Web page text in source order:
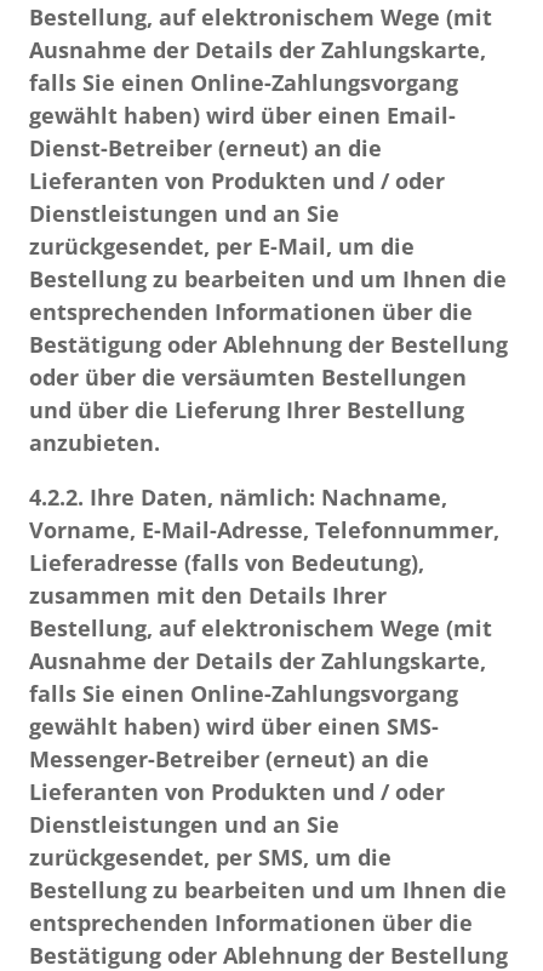
Bestellung, auf elektronischem Wege (mit
Ausnahme der Details der Zahlungskarte,
falls Sie einen Online-Zahlungsvorgang
gewählt haben) wird über einen Email-
Dienst-Betreiber (erneut) an die
Lieferanten von Produkten und / oder
Dienstleistungen und an Sie
zurückgesendet, per E-Mail, um die
Bestellung zu bearbeiten und um Ihnen die
entsprechenden Informationen über die
Bestätigung oder Ablehnung der Bestellung
oder über die versäumten Bestellungen
und über die Lieferung Ihrer Bestellung
anzubieten.
4.2.2. Ihre Daten, nämlich: Nachname,
Vorname, E-Mail-Adresse, Telefonnummer,
Lieferadresse (falls von Bedeutung),
zusammen mit den Details Ihrer
Bestellung, auf elektronischem Wege (mit
Ausnahme der Details der Zahlungskarte,
falls Sie einen Online-Zahlungsvorgang
gewählt haben) wird über einen SMS-
Messenger-Betreiber (erneut) an die
Lieferanten von Produkten und / oder
Dienstleistungen und an Sie
zurückgesendet, per SMS, um die
Bestellung zu bearbeiten und um Ihnen die
entsprechenden Informationen über die
Bestätigung oder Ablehnung der Bestellung